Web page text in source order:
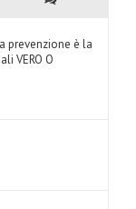
prevenzione è la
VERO O